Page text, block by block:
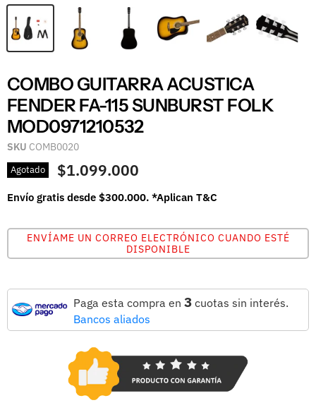
COMBO GUITARRA ACUSTICA
FENDER FA-115 SUNBURST FOLK
MOD0971210532
SKU COMB0020
Agotado $1.099.000
Envío gratis desde $300.000. *Aplican T&C
ENVÍAME UN CORREO ELECTRÓNICO CUANDO ESTÉ
DISPONIBLE
Paga esta compra en 3 cuotas sin interés.
Bancos aliados